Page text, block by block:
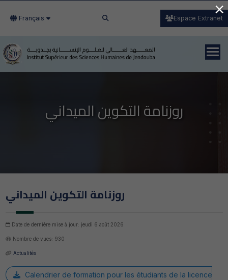
Français Espace Extranet
روزنامة التكوين الميداني
روزنامة التكوين الميداني
Date de dernière mise à jour: jeudi 6 août 2026
Nombre de vues: 930
Actualités
Calendrier de formation pour les étudiants de la licence
×